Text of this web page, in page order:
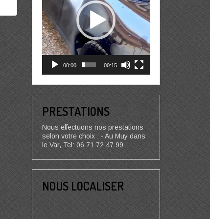
00:00 00:15
PRESTATIONS
Nous effectuons nos prestations
selon votre choix : - Au Muy dans
le Var, Tel: 06 71 72 47 99
NOUS LOCALISER